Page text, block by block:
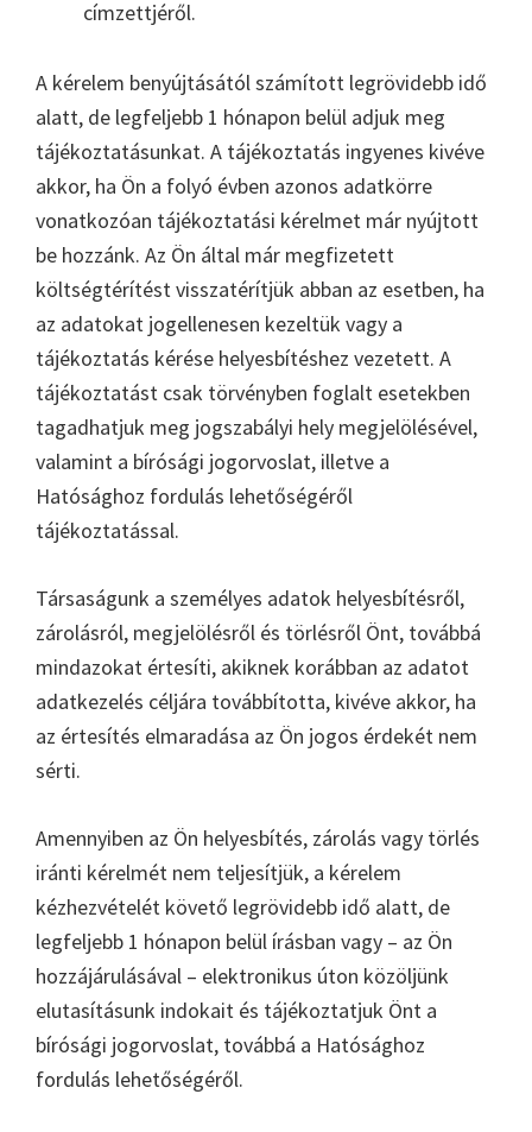
címzettjéről.
A kérelem benyújtásától számított legrövidebb idő
alatt, de legfeljebb 1 hónapon belül adjuk meg
tájékoztatásunkat. A tájékoztatás ingyenes kivéve
akkor, ha Ön a folyó évben azonos adatkörre
vonatkozóan tájékoztatási kérelmet már nyújtott
be hozzánk. Az Ön által már megfizetett
költségtérítést visszatérítjük abban az esetben, ha
az adatokat jogellenesen kezeltük vagy a
tájékoztatás kérése helyesbítéshez vezetett. A
tájékoztatást csak törvényben foglalt esetekben
tagadhatjuk meg jogszabályi hely megjelölésével,
valamint a bírósági jogorvoslat, illetve a
Hatósághoz fordulás lehetőségéről
tájékoztatással.
Társaságunk a személyes adatok helyesbítésről,
zárolásról, megjelölésről és törlésről Önt, továbbá
mindazokat értesíti, akiknek korábban az adatot
adatkezelés céljára továbbította, kivéve akkor, ha
az értesítés elmaradása az Ön jogos érdekét nem
sérti.
Amennyiben az Ön helyesbítés, zárolás vagy törlés
iránti kérelmét nem teljesítjük, a kérelem
kézhezvételét követő legrövidebb idő alatt, de
legfeljebb 1 hónapon belül írásban vagy – az Ön
hozzájárulásával – elektronikus úton közöljünk
elutasításunk indokait és tájékoztatjuk Önt a
bírósági jogorvoslat, továbbá a Hatósághoz
fordulás lehetőségéről.